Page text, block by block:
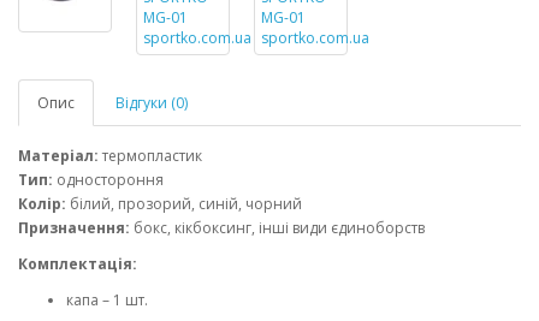
Опис Відгуки (0)
Матеріал:термопластик
Тип: одностороння
Колір: білий, прозорий, синій, чорний
Призначення: бокс, кікбоксинг, інші види єдиноборств
Комплектація:
капа – 1 шт.